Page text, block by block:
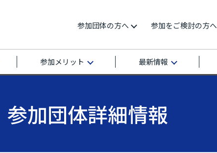
参加メリット 最新情報
参加団体の方へ 参加をご検討の方へ
参加団体詳細情報